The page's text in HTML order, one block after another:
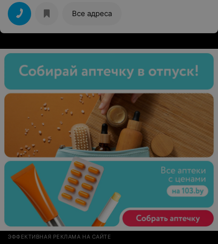
Все адреса
ЭФФЕКТИВНАЯ РЕКЛАМА НА САЙТЕ